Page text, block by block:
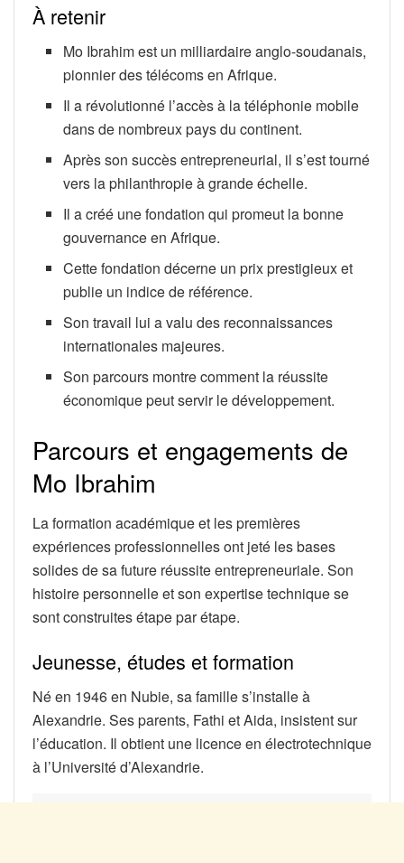
À retenir
Mo Ibrahim est un milliardaire anglo-soudanais,
pionnier des télécoms en Afrique.
Il a révolutionné l’accès à la téléphonie mobile
dans de nombreux pays du continent.
Après son succès entrepreneurial, il s’est tourné
vers la philanthropie à grande échelle.
Il a créé une fondation qui promeut la bonne
gouvernance en Afrique.
Cette fondation décerne un prix prestigieux et
publie un indice de référence.
Son travail lui a valu des reconnaissances
internationales majeures.
Son parcours montre comment la réussite
économique peut servir le développement.
Parcours et engagements de
Mo Ibrahim
La formation académique et les premières
expériences professionnelles ont jeté les bases
solides de sa future réussite entrepreneuriale. Son
histoire personnelle et son expertise technique se
sont construites étape par étape.
Jeunesse, études et formation
Né en 1946 en Nubie, sa famille s’installe à
Alexandrie. Ses parents, Fathi et Aida, insistent sur
l’éducation. Il obtient une licence en électrotechnique
à l’Université d’Alexandrie.